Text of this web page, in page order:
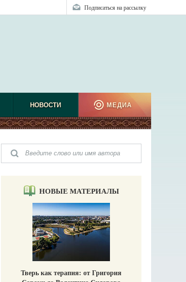
Подписаться на рассылку
НОВОСТИ МЕДИА
НОВЫЕ МАТЕРИАЛЫ
Тверь как терапия: от Григория